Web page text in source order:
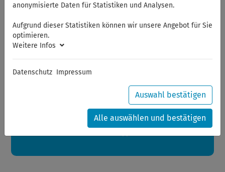
Sommerferien
Sehr geehrte Kunden,
Ihre Bestellungen in diesem Zeitraum werden ab dem
24.08.2026 verschickt.
Eine schöne Sommerpause
anonymisierte Daten für Statistiken und Analysen.
Aufgrund dieser Statistiken können wir unsere Angebot für Sie
optimieren.
Weitere Infos
Datenschutz Impressum
Auswahl bestätigen
Alle auswählen und bestätigen